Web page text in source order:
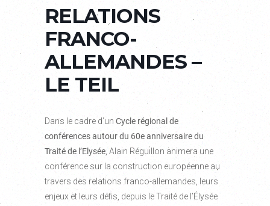
RELATIONS
FRANCO-
ALLEMANDES –
LE TEIL
Dans le cadre d’un Cycle régional de
conférences autour du 60e anniversaire du
Traité de l’Elysée , Alain Réguillon animera une
conférence sur la construction européenne au
travers des relations franco-allemandes, leurs
enjeux et leurs défis, depuis le Traité de l’Élysée